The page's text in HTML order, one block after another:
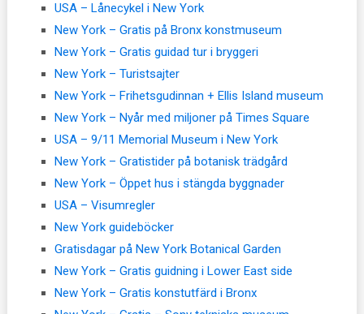
USA – Lånecykel i New York
New York – Gratis på Bronx konstmuseum
New York – Gratis guidad tur i bryggeri
New York – Turistsajter
New York – Frihetsgudinnan + Ellis Island museum
New York – Nyår med miljoner på Times Square
USA – 9/11 Memorial Museum i New York
New York – Gratistider på botanisk trädgård
New York – Öppet hus i stängda byggnader
USA – Visumregler
New York guideböcker
Gratisdagar på New York Botanical Garden
New York – Gratis guidning i Lower East side
New York – Gratis konstutfärd i Bronx